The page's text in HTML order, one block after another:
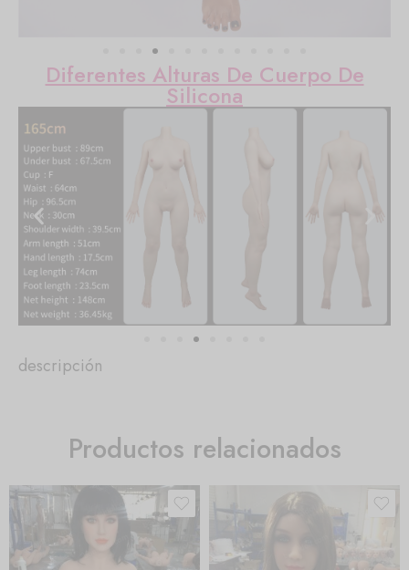
Diferentes Alturas De Cuerpo De
Silicona
descripción
Productos relacionados